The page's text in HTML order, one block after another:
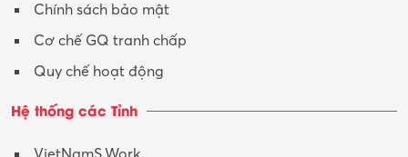
Y tế-Dược
Chính sách bảo mật
Cơ chế GQ tranh chấp
Quy chế hoạt động
Hệ thống các Tỉnh